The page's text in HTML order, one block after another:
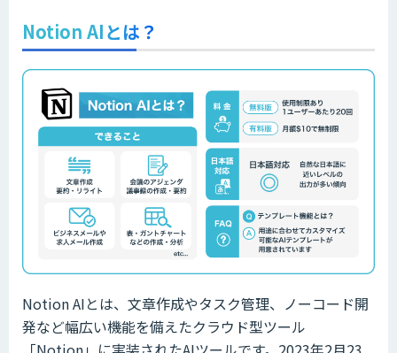
Notion AIとは？
Notion AIとは、文章作成やタスク管理、ノーコード開
発など幅広い機能を備えたクラウド型ツール